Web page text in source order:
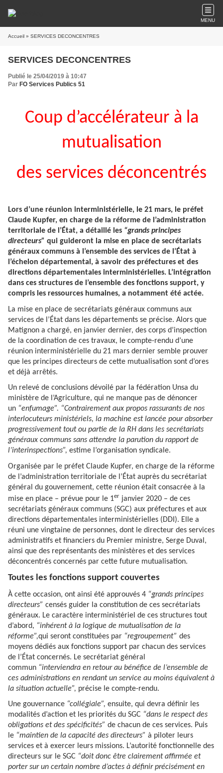
MENU
Accueil » SERVICES DECONCENTRES
SERVICES DECONCENTRES
Publié le 25/04/2019 à 10:47
Par FO Services Publics 51
Coup d’accélérateur à la
mutualisation
des services déconcentrés
Lors d’une réunion interministérielle, le 21 mars, le préfet
Claude Kupfer, en charge de la réforme de l’administration
territoriale de l’État, a détaillé les “grands principes
directeurs” qui guideront la mise en place de secrétariats
généraux communs à l’ensemble des services de l’État à
l’échelon départemental, à savoir des préfectures et des
directions départementales interministérielles. L’intégration
dans ces structures de l’ensemble des fonctions support, y
compris les ressources humaines, a notamment été actée.
La mise en place de secrétariats généraux communs aux
services de l’État dans les départements se précise. Alors que
Matignon a chargé, en janvier dernier, des corps d’inspection
de la coordination de ces travaux, le compte-rendu d’une
réunion interministérielle du 21 mars dernier semble prouver
que les principes directeurs de cette mutualisation sont d’ores
et déjà arrêtés.
Un relevé de conclusions dévoilé par la fédération Unsa du
ministère de l’Agriculture, qui ne manque pas de dénoncer
un “enfumage”. “Contrairement aux propos rassurants de nos
interlocuteurs ministériels, la machine est lancée pour absorber
progressivement tout ou partie de la RH dans les secrétariats
généraux communs sans attendre la parution du rapport de
l’interinspections”, estime l’organisation syndicale.
Organisée par le préfet Claude Kupfer, en charge de la réforme
de l’administration territoriale de l’État auprès du secrétariat
général du gouvernement, cette réunion était consacrée à la
mise en place – prévue pour le 1er janvier 2020 – de ces
secrétariats généraux communs (SGC) aux préfectures et aux
directions départementales interministérielles (DDI). Elle a
réuni une vingtaine de personnes, dont le directeur des services
administratifs et financiers du Premier ministre, Serge Duval,
ainsi que des représentants des ministères et des services
déconcentrés concernés par cette future mutualisation.
Toutes les fonctions support couvertes
À cette occasion, ont ainsi été approuvés 4 “grands principes
directeurs” censés guider la constitution de ces secrétariats
généraux. Le caractère interministériel de ces structures tout
d’abord, “inhérent à la logique de mutualisation de la
réforme”,qui seront constituées par “regroupement” des
moyens dédiés aux fonctions support par chacun des services
de l’État concernés. Le secrétariat général
commun “interviendra en retour au bénéfice de l’ensemble de
ces administrations en rendant un service au moins équivalent à
la situation actuelle”, précise le compte-rendu.
Une gouvernance “collégiale”, ensuite, qui devra définir les
modalités d’action et les priorités du SGC “dans le respect des
obligations et des spécificités” de chacun de ces services. Puis
le “maintien de la capacité des directeurs” à piloter leurs
services et à exercer leurs missions. L’autorité fonctionnelle des
directeurs sur le SGC “doit donc être clairement affirmée et
porter sur un certain nombre d’actes à définir précisément en